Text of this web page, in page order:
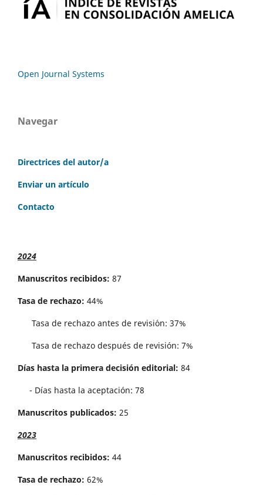
Open Journal Systems
Navegar
Directrices del autor/a
Enviar un artículo
Contacto
2024
Manuscritos recibidos: 87
Tasa de rechazo: 44%
Tasa de rechazo antes de revisi´on: 37%
Tasa de rechazo después de revisión: 7%
Días hasta la primera decisión editorial: 84
- Días hasta la aceptación: 78
Manuscritos publicados: 25
2023
Manuscritos recibidos: 44
Tasa de rechazo: 62%